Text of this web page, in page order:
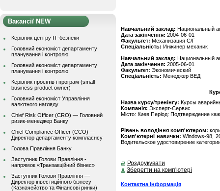
Вакансії NEW
Керівник центру ІТ-безпеки
Головний економіст департаменту
планування і контролю
Головний економіст департаменту
планування і контролю
Керівник проєктів і програм (small
business product owner)
Головний економіст Управління
валютного нагляду
Chief Risk Officer (CRO) — Головний
ризик-менеджер Банку
Chief Compliance Officer (CCO) —
Директор департаменту комплаєнсу
Голова Правління Банку
Заступник Голови Правління -
напрямок «Транзакційний бізнес»
Заступник Голови Правління —
Директор інвестиційного бізнесу
(Казначейство та Фінансові ринки)
Навчальний заклад: Национальный
Дата закінчення: 2004-06-01
Факультет: Механизация С/Г
Спеціальність: Инжинер механик
Навчальний заклад: Национальный
Дата закінчення: 2005-06-01
Факультет: Экономический
Спеціальність: Менеджер ВЕД
Назва курсу/тренінгу: Курсы
Компанія: Эксперт-Сервис
Місто: Киев Період: Подтверждение
Рівень володіння комп'ютером:
Комп'ютерні навички: Windows-98,
Водительское удостовирение
Роздрукувати
Зберегти на комп'ютері
Контактна інформація